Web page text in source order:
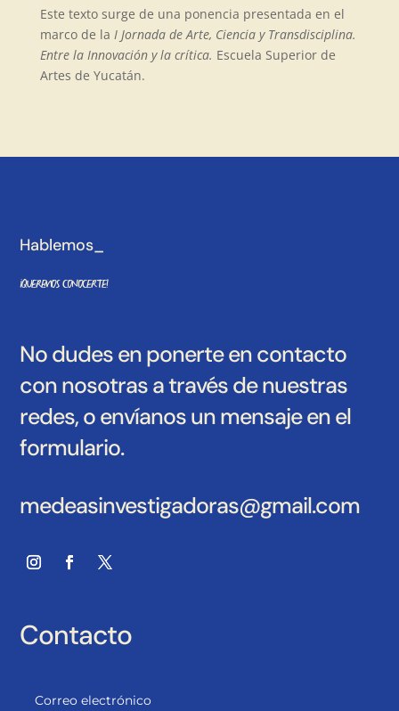
Este texto surge de una ponencia presentada en el
marco de la I Jornada de Arte, Ciencia y Transdisciplina.
Entre la Innovación y la crítica. Escuela Superior de
Artes de Yucatán.
Hablemos_
¡Queremos conocerte!
No dudes en ponerte en contacto
con nosotras a través de nuestras
redes, o envíanos un mensaje en el
formulario.
medeasinvestigadoras@gmail.com
Contacto